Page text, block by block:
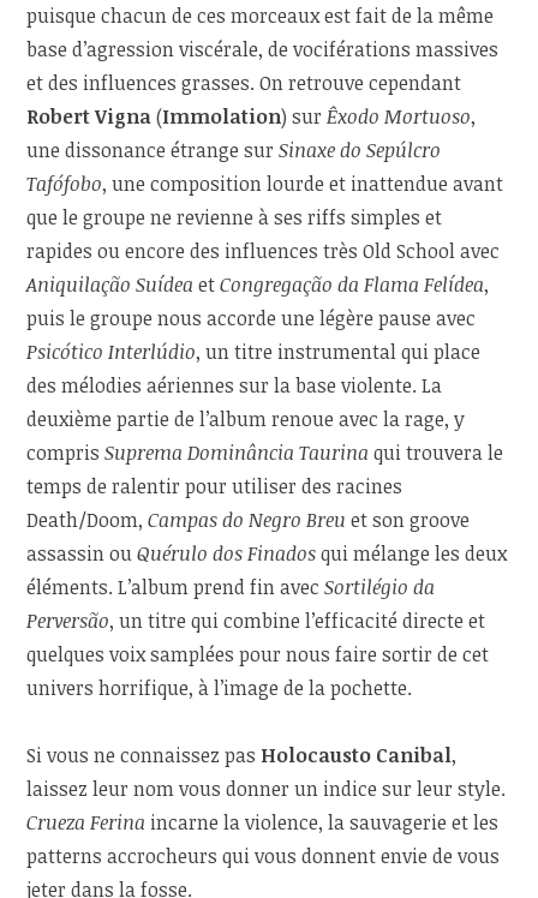
puisque chacun de ces morceaux est fait de la même
base d’agression viscérale, de vociférations massives
et des influences grasses. On retrouve cependant
Robert Vigna(Immolation) surÊxodo Mortuoso,
une dissonance étrange surSinaxe do Sepúlcro
Tafófobo, une composition lourde et inattendue avant
que le groupe ne revienne à ses riffs simples et
rapides ou encore des influences très Old School avec
Aniquilação Suídea etCongregação da Flama Felídea,
puis le groupe nous accorde une légère pause avec
Psicótico Interlúdio, un titre instrumental qui place
des mélodies aériennes sur la base violente. La
deuxième partie de l’album renoue avec la rage, y
comprisSuprema Dominância Taurina qui trouvera le
temps de ralentir pour utiliser des racines
Death/Doom,Campas do Negro Breu et son groove
assassin ouQuérulo dos Finadosqui mélange les deux
éléments. L’album prend fin avecSortilégio da
Perversão, un titre qui combine l’efficacité directe et
quelques voix samplées pour nous faire sortir de cet
univers horrifique, à l’image de la pochette.
Si vous ne connaissez pas Holocausto Canibal,
laissez leur nom vous donner un indice sur leur style.
Crueza Ferina incarne la violence, la sauvagerie et les
patterns accrocheurs qui vous donnent envie de vous
jeter dans la fosse.